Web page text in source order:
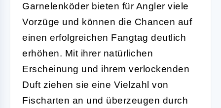
Garnelenköder bieten für Angler viele
Vorzüge und können die Chancen auf
einen erfolgreichen Fangtag deutlich
erhöhen. Mit ihrer natürlichen
Erscheinung und ihrem verlockenden
Duft ziehen sie eine Vielzahl von
Fischarten an und überzeugen durch